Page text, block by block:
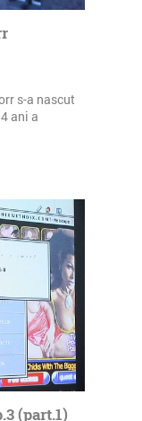
s-a nascut
ani a
(part.1)